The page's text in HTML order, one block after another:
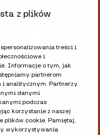
z plików
treści i
i
Informacje o tym, jak
partnerom
i analitycznym. Partnerzy
danymi
podczas
korzystanie z naszej
plików cookie. Pamiętaj,
wykorzystywania